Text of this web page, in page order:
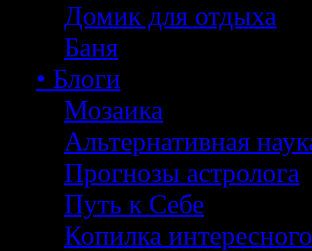
Домик для отдыха
Баня
• Блоги
Мозаика
Альтернативная
Прогнозы астролога
Путь к Себе
Копилка интересного